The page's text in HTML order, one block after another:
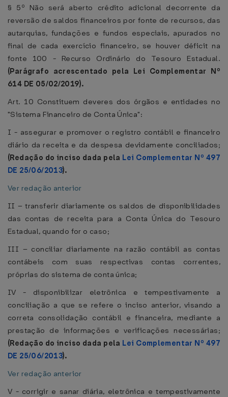
§ 5º Não será aberto crédito adicional decorrente da
reversão de saldos financeiros por fonte de recursos, das
autarquias, fundações e fundos especiais, apurados no
final de cada exercício financeiro, se houver déficit na
fonte 100 - Recurso Ordinário do Tesouro Estadual.
(Parágrafo acrescentado pela Lei Complementar Nº
614 DE 05/02/2019).
Art. 10 Constituem deveres dos órgãos e entidades no
"Sistema Financeiro de Conta Única":
I - assegurar e promover o registro contábil e financeiro
diário da receita e da despesa devidamente conciliados;
(Redação do inciso dada pela Lei Complementar Nº 497
DE 25/06/2013).
Ver redação anterior
II – transferir diariamente os saldos de disponibilidades
das contas de receita para a Conta Única do Tesouro
Estadual, quando for o caso;
III – conciliar diariamente na razão contábil as contas
contábeis com suas respectivas contas correntes,
próprias do sistema de conta única;
IV - disponibilizar eletrônica e tempestivamente a
conciliação a que se refere o inciso anterior, visando a
correta consolidação contábil e financeira, mediante a
prestação de informações e verificações necessárias;
(Redação do inciso dada pela Lei Complementar Nº 497
DE 25/06/2013).
Ver redação anterior
V - corrigir e sanar diária, eletrônica e tempestivamente